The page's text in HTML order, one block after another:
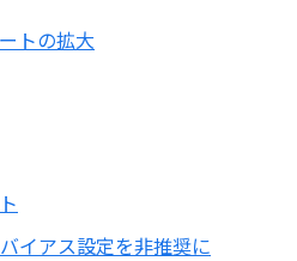
トの拡大
イアス設定を非推奨に